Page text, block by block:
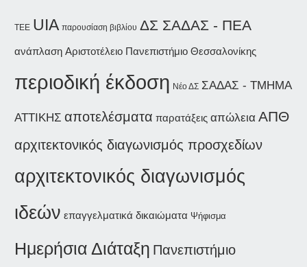
ΤΕΕ UIA παρουσίαση βιβλίου ΔΣ ΣΑΔΑΣ - ΠΕΑ
ανάπλαση Αριστοτέλειο Πανεπιστήμιο Θεσσαλονίκης
περιοδική έκδοση Νέο ΔΣ ΣΑΔΑΣ - ΤΜΗΜΑ
ΑΤΤΙΚΗΣ αποτελέσματα παρατάξεις απώλεια ΑΠΘ
αρχιτεκτονικός διαγωνισμός προσχεδίων
αρχιτεκτονικός διαγωνισμός
ιδεών επαγγελματικά δικαιώματα Ψήφισμα
Ημερήσια Διάταξη Πανεπιστήμιο